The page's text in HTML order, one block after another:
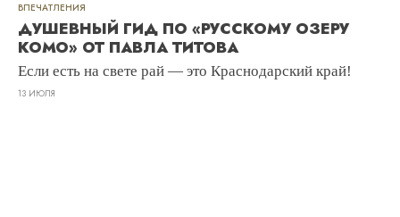
ВПЕЧАТЛЕНИЯ
ДУШЕВНЫЙ ГИД ПО «РУССКОМУ ОЗЕРУ
КОМО» ОТ ПАВЛА ТИТОВА
Если есть на свете рай — это Краснодарский край!
13 ИЮЛЯ